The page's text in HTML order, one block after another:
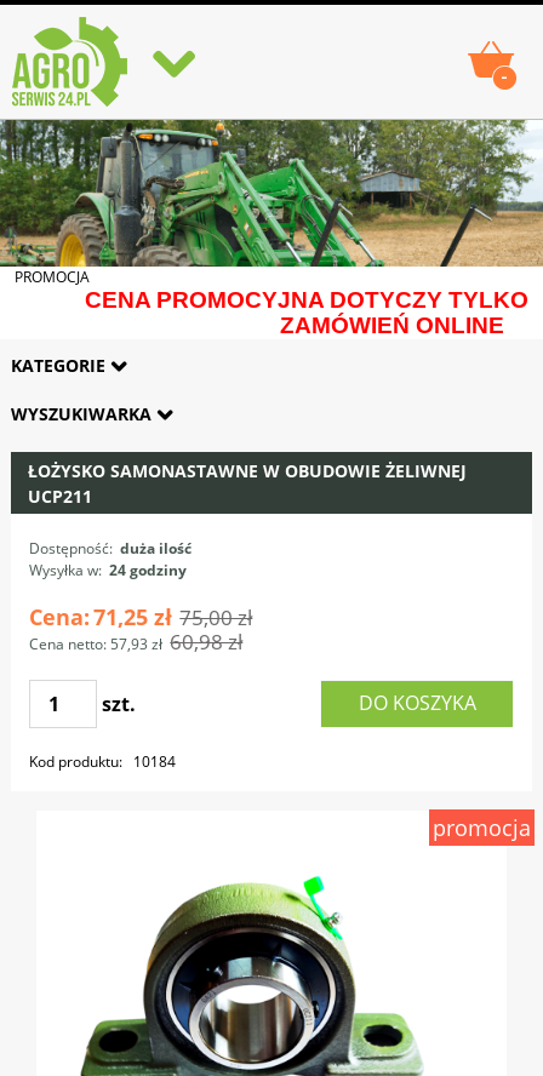
-
PROMOCJA
CENA PROMOCYJNA DOTYCZY TYLKO
ZAMÓWIEŃ ONLINE
KATEGORIE
WYSZUKIWARKA
promocja
ŁOŻYSKO SAMONASTAWNE W OBUDOWIE ŻELIWNEJ
UCP211
Dostępność: duża ilość
Wysyłka w: 24 godziny
Cena:71,25 zł 75,00 zł
Cena netto: 57,93 zł 60,98 zł
szt. DO KOSZYKA
Kod produktu: 10184